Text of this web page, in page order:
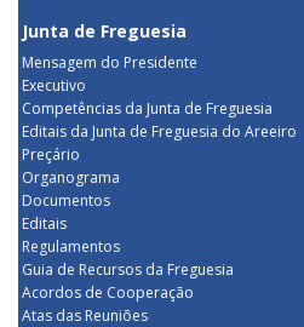
Junta de Freguesia
Mensagem do Presidente
Executivo
Competências da Junta de Freguesia
Editais da Junta de Freguesia do Areeiro
Preçário
Organograma
Documentos
Editais
Regulamentos
Guia de Recursos da Freguesia
Acordos de Cooperação
Atas das Reuniões